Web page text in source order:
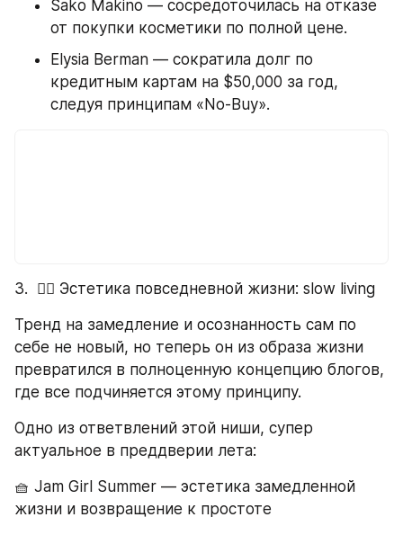
Sako Makino — сосредоточилась на отказе
от покупки косметики по полной цене.
Elysia Berman — сократила долг по
кредитным картам на $50,000 за год,
следуя принципам «No-Buy».
3.  🧘‍♀️ Эстетика повседневной жизни: slow living
Тренд на замедление и осознанность сам по
себе не новый, но теперь он из образа жизни
превратился в полноценную концепцию блогов,
где все подчиняется этому принципу.
Одно из ответвлений этой ниши, супер
актуальное в преддверии лета:
🧺 Jam Girl Summer — эстетика замедленной
жизни и возвращение к простоте